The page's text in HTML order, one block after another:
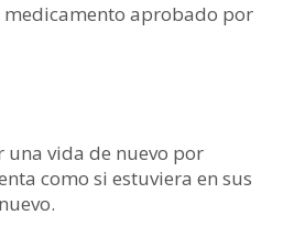
medicamento aprobado por
una vida de nuevo por
como si estuviera en sus